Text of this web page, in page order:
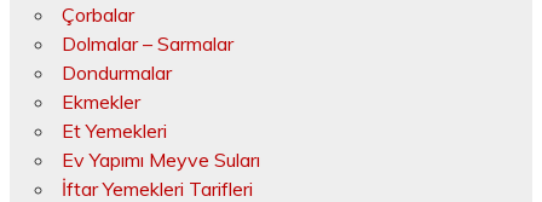
Çorbalar
Dolmalar – Sarmalar
Dondurmalar
Ekmekler
Et Yemekleri
Ev Yapımı Meyve Suları
İftar Yemekleri Tarifleri